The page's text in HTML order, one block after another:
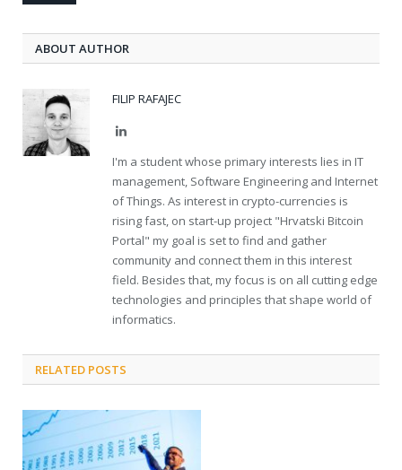
ABOUT AUTHOR
FILIP RAFAJEC
LinkedIn
I'm a student whose primary interests lies in IT
management, Software Engineering and Internet
of Things. As interest in crypto-currencies is
rising fast, on start-up project "Hrvatski Bitcoin
Portal" my goal is set to find and gather
community and connect them in this interest
field. Besides that, my focus is on all cutting edge
technologies and principles that shape world of
informatics.
RELATED POSTS